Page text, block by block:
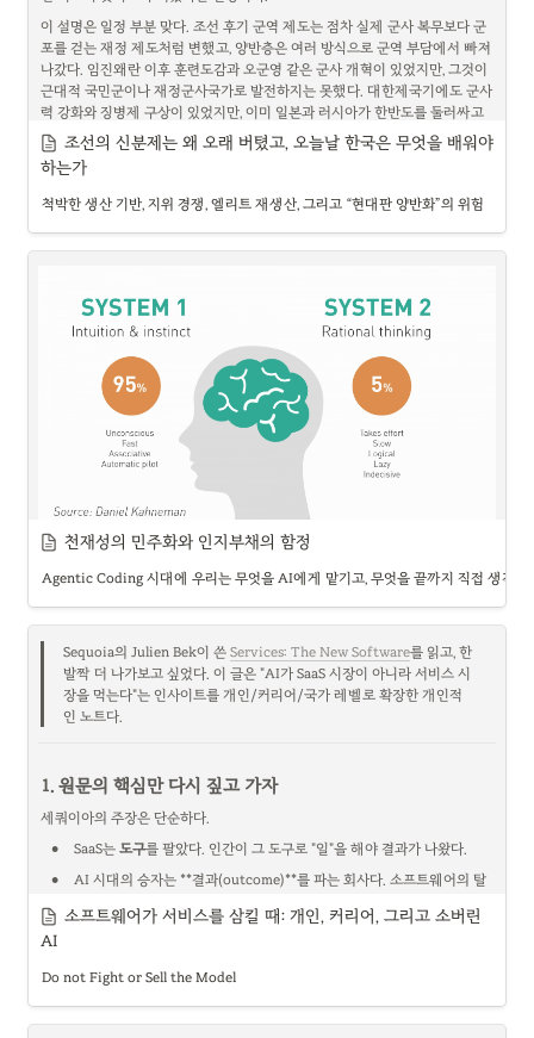
서 유독 강한 힘을 갖는가. 내 짐작으로 그 답은 포지티브썸(posit . 정보라는
재화는 물질과 결이다르다. 정보재는 비경합적(non-rival)이어서, 내가 쓴다
고 당신 몫이 줄지 않는다 [5]. 사과 하나는 내가 먹으면 사라지지만, 지식 한 조
각은 내가 안다고 해서 당신이 못 아는 게 아니다. 게다가 복제의 한계비용은
사실상 0에 수렴한다. 물질을 나누는 경제는 근본적으로 파이를 두고 다투는
제로섬에 가깝지만, 정보는 재사용되고 다른 것 가 불어난다. 이 지점에서 컴
퓨터과학이 실제로 하는 일이 또렷해진다. 그것은 데이터의 쓰임새를 디지털
위에서 빠르게 다시 정의하는 일이다. 인덱싱과 쿼리, API와 파이프라인 — 이
름은 제각각이지만 하는 역할은 하나로 모인다. 같은 데이터를 새로운 쓰임새
에 꽂아 넣을 때 드는 마찰을 끊임없이 낮추는 것. Thomas의 언어로 옮기면,
흥미로운 것은 이 비대칭이다. 한쪽에서는 통계가 진짜 조작을 잡아냈고, 다른
쪽에서는 통계에 대한 오해가 가짜 조작을 만들어냈다. 메이플스토리 사건에
서 의심은 데이터로 압축되었고, 결국 내부 자료와 행정 조사를 통해 사실로 확
인되었다. 반면 부정선거 주장은 대체로 결과를 본 다음에 그 결과가 나올 확률
을 거꾸로 따지는 방식으로 전개되었다. 같은 확률을 말하지만 한쪽은 검증이
었고, 다른 한쪽은 착시였다.
그 차이를 가르는 것이 통계적 문해력이다. 숫자를 믿는 능력이 아니라, 숫자를
력이다. 나는 이 능력이 세 개의 질문으로 압축된다고 생각한다. 조건부 확률의
적인가.
돈은 단순한 물건이 아니다. 돈은 가능성이다. 누군가에게 돈은 한 끼 식사이
고, 누군가에게는 한 달의 생존이며, 누군가에게는 시간을 사는 방법이고, 누군
가에게는 사람을 모으고 제도를 만들고 산업을 바꾸는 힘이다. 같은 이름을 쓰
지만 1만 원과 100만 원과 10억 원과 1조 원은 같은 방식으로 작동하지 않는
다.
나는 사랑도 비슷하다고 생각한다.
이 설명은 일정 부분 맞다. 조선 후기 군역 제도는 점차 실제 군사 복무보다 군
포를 걷는 재정 제도처럼 변했고, 양반층은 여러 방식으로 군역 부담에서 빠져
나갔다. 임진왜란 이후 훈련도감과 오군영 같은 군사 개혁이 있었지만, 그것이
근대적 국민군이나 재정군사국가로 발전하지는 못했다. 대한제국기에도 군사
력 강화와 징병제 구상이 있었지만, 이미 일본과 러시아가 한반도를 둘러싸고
각축하던 시기였고 시간과 자원이 부족했다.
그러나 이 설명을 “조선 지배층이 멍청하고 이기적이어서 망했다”는 식으로 밀
의 문제였다. 한반도는 산지가 많고 경작지가 제한적이었다. 조선은 낮은 농업
생산성과 좁은 세원 위에서 운영되는 국가였다. 근대 군대는 병력만 있으면 되
는 것이 아니라, 인구 파악, 조세 행정, 장교단, 무기, 탄약, 군복, 훈련소, 교통망,
따라서 조선의 멸망은 단순히 “성리학 때문에 군대를 싫어해서”가 아니라, 낮
은 생산 기반, 약한 재정 추출력, 신분제적 이해관계, 늦은 개혁, 제국주의 국제
질서, 일본의 단계적 주권 해체가 겹친 결과였다.
2. 조선의 신분제는 왜 그렇게 오래 버텼을까?
흥미로운 점은 조선 후기 신분제가 이미 많이 흔들리고 있었다는 사실이다. 임
진왜란과 병자호란을 거치며 호적과 문서가 불타고, 노비가 도망가고, 상민과
부농이 돈을 벌고, 양반 족보를 사거나 편입되는 일이 늘어났다. 실제로 조선 후
기에는 양반 수가 급증하고 상민과 노비 비중은 줄어들었다.
그렇다면 신분제는 왜 더 빨리 무너지지 않았을까?
핵심은 조선의 신분제가 단순한 법적 계급표가 아니었다는 점이다. 그것은 사
회 전체의 운영체제에 가까웠다. 양반이라는 지위는 관직 접근권, 교육 기회,
향촌 지배력, 혼인시장, 족보, 제사, 토지 보유, 지역 평판을 하나로 묶은 패키지
였다. 누가 믿을 만한 사람인가, 누구와 혼인할 수 있는가, 분쟁이 생겼을 때 누
구 편에 설 것인가, 어느 가문이 지역사회에서 발언권을 가지는가를 정해주는
장치였다.
근대적 학교, 법원, 경찰, 은행, 신용평가, 기업 채용시장이 충분히 발달하지 않
그래서 부자가 된 상민이 반드시 “신분제를 없애자”고 움직인 것은 아니었다.
오히려 더 현실적인 전략은 “나도 양반이 되자”였다. 토지를 사고, 족보를 사고,
유학을 배우고, 양반 가문과 혼인하고, 자식을 과거 공부시키는 방식이다. 신분
략이었던 것이다.
이것이 조선 후기 신분제 해체의 역설이다. 신분제는 무너지고 있었지만, 많은
사람은 그 제도를 부수기보다 그 안으로 편입되려 했다. 사회 전체가 평등을 향
조선의 신분제는 왜 오래 버텼고, 오늘날 한국은 무엇을 배워야
하는가
척박한 생산 기반, 지위 경쟁, 엘리트 재생산, 그리고 “현대판 양반화”의 위험
출처 : https://uxdesign.cc/better-decisions-72e955c70a5c
최근 Lars Faye의 글 「Agentic Coding is a Trap」을 읽었다. 글의 핵심 주장
은 단순하다. 오늘날 유행하는 agentic coding, 즉 사람이 요구사항과 계획을
만들고 여러 AI 코딩 에이전트가 구현을 맡는 방식은 강력하지만 위험하다는
것이다. 왜냐하면 이 방식은 인간 개발자와 실제 코드 사이의 거리를 점점 벌리
고, 그 결과 코드를 이해하고 검토하고 디버깅하는 능력 자체를 약화시킬 수 있
채가 미래의 개발 비용을 증가시키는 코드상의 빚이라면, 인지부채는 미래의
사고 능력을 약화시키는 정신상의 빚이다. 지금 당장은 AI가 빠르게 코드를 생
성해주기 때문에 생산성이 올라간 것처럼 보인다. 그러나 내가 그 코드를 충분
히 이해하지 못하고, 문제를 직접 쪼개보지 않고, 실패의 원인을 내 손으로 추
적하지 않는다면, 언젠가 나는 AI가 만든 결과물을 감독할 능력마저 잃어버릴
이 지점에서 흥미로운 역설이 생긴다. AI를 잘 쓰려면 좋은 감독자가 필요하
다. 그런데 AI를 과도하게 쓰면 좋은 감독자가 되기 위한 능력이 약화될 수 있
다. Lars Faye가 인용한 Anthropic 연구에서도 비슷한 “supervision
paradox”가 언급된다. Claude를 효과적으로 쓰려면 감독이 필요하지만,
Claude를 감독하는 데 필요한 코딩 능력은 AI 과사용으로 위축될 수 있다는
천재성의 민주화와 인지부채의 함정
Agentic Coding 시대에 우리는 무엇을 AI에게 맡기고, 무엇을 끝까지 직접 생각해
Sequoia의 Julien Bek이 쓴 Services: The New Software를 읽고, 한
발짝 더 나가보고 싶었다. 이 글은 "AI가 SaaS 시장이 아니라 서비스 시
장을 먹는다"는 인사이트를 개인/커리어/국가 레벨로 확장한 개인적
인 노트다.
1. 원문의 핵심만 다시 짚고 가자
세쿼이아의 주장은 단순하다.
• SaaS는 도구를 팔았다. 인간이 그 도구로 "일"을 해야 결과가 나왔다.
•
AI 시대의 승자는 **결과(outcome)**를 파는 회사다. 소프트웨어의 탈
•
•
지능(intelligence, 반복 가능한 작업)은 AI로 빠르게 대체되고, 판단
(judgement, 맥락·직관)은 당분간 인간의 영역. 단 이 경계선은 데이터
가 쌓일수록 계속 뒤로 밀린다.
소프트웨어가 서비스를 삼킬 때: 개인, 커리어, 그리고 소버린
AI
Do not Fight or Sell the Model